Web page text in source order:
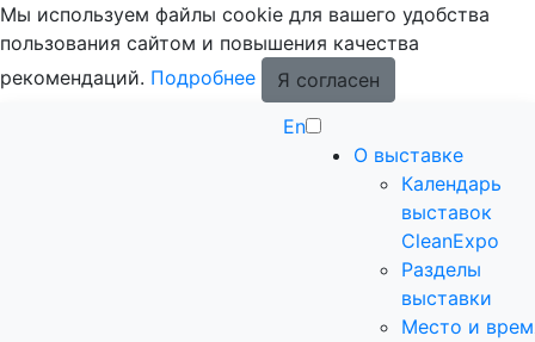
Мы используем файлы cookie для вашего удобства
пользования сайтом и повышения качества
рекомендаций. Подробнее
Я согласен
En
О выставке
Календарь
выставок
CleanExpo
Разделы
выставки
Место и